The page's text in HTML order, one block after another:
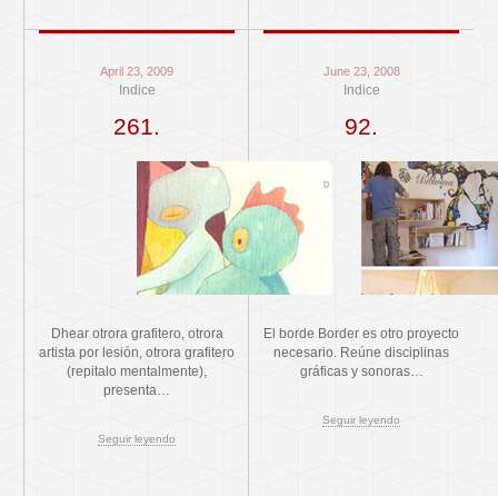
April 23, 2009
Indice
261.
Dhear otrora grafitero, otrora
artista por lesión, otrora grafitero
(repitalo mentalmente),
presenta…
Seguir leyendo
June 23, 2008
Indice
92.
El borde Border es otro proyecto
necesario. Reúne disciplinas
gráficas y sonoras…
Seguir leyendo